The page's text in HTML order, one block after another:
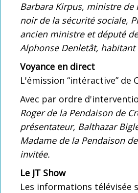
Barbara Kirpus, ministre de
noir de la sécurité sociale,
ancien ministre et député
Alphonse Denletât,
Voyance en direct
L'émission “intéractive” de
Avec par ordre
Roger de la Pendaison de
présentateur, Balthazar
Madame de la Pendaison
invitée.
Le JT Show
Les informations télévisée